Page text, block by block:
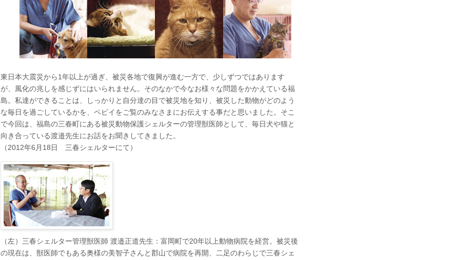
東日本大震災から1年以上が過ぎ、被災各地で復興が進む一方で、少しずつではあります
が、風化の兆しを感じずにはいられません。そのなかで今なお様々な問題をかかえている福
島。私達ができることは、しっかりと自分達の目で被災地を知り、被災した動物がどのよう
な毎日を過ごしているかを、ペピイをご覧のみなさまにお伝えする事だと思いました。そこ
で今回は、福島の三春町にある被災動物保護シェルターの管理獣医師として、毎日犬や猫と
向き合っている渡邉先生にお話をお聞きしてきました。
（2012年6月18日 三春シェルターにて）
（左）三春シェルター管理獣医師 渡邉正道先生 ：富岡町で20年以上動物病院を経営。被災後
の現在は、獣医師でもある奥様の美智子さんと郡山で病院を再開、二足のわらじで三春シェ